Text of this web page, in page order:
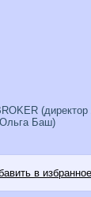
Баш)
в избранное